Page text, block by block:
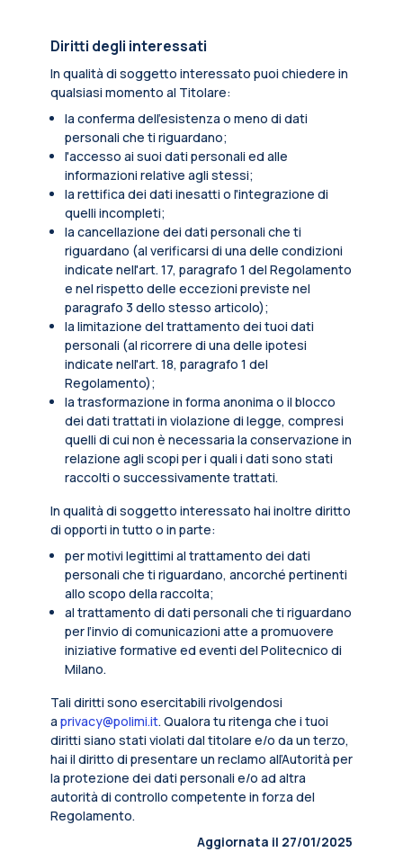
Diritti degli interessati
In qualità di soggetto interessato puoi chiedere in
qualsiasi momento al Titolare:
la conferma dell’esistenza o meno di dati
personali che ti riguardano;
l'accesso ai suoi dati personali ed alle
informazioni relative agli stessi;
la rettifica dei dati inesatti o l'integrazione di
quelli incompleti;
la cancellazione dei dati personali che ti
riguardano (al verificarsi di una delle condizioni
indicate nell'art. 17, paragrafo 1 del Regolamento
e nel rispetto delle eccezioni previste nel
paragrafo 3 dello stesso articolo);
la limitazione del trattamento dei tuoi dati
personali (al ricorrere di una delle ipotesi
indicate nell'art. 18, paragrafo 1 del
Regolamento);
la trasformazione in forma anonima o il blocco
dei dati trattati in violazione di legge, compresi
quelli di cui non è necessaria la conservazione in
relazione agli scopi per i quali i dati sono stati
raccolti o successivamente trattati.
In qualità di soggetto interessato hai inoltre diritto
di opporti in tutto o in parte:
per motivi legittimi al trattamento dei dati
personali che ti riguardano, ancorché pertinenti
allo scopo della raccolta;
al trattamento di dati personali che ti riguardano
per l’invio di comunicazioni atte a promuovere
iniziative formative ed eventi del Politecnico di
Milano.
Tali diritti sono esercitabili rivolgendosi
a privacy@polimi.it. Qualora tu ritenga che i tuoi
diritti siano stati violati dal titolare e/o da un terzo,
hai il diritto di presentare un reclamo all’Autorità per
la protezione dei dati personali e/o ad altra
autorità di controllo competente in forza del
Regolamento.
Aggiornata il 27/01/2025